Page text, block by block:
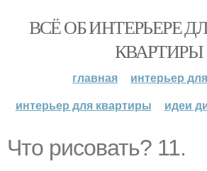
ВСЁ ОБ ИНТЕРЬЕРЕ
КВАРТИРЫ
главная
интерьер
интерьер для квартиры
идеи
Что рисовать? 11.